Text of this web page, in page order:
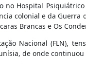
Hospital
colonial e da Guerra
Brancas e Os
Nacional (FLN),
de onde